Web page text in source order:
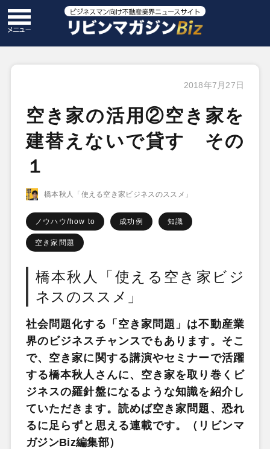
2018年7月27日
空き家の活用②空き家を
建替えないで貸す その
１
橋本秋人「使える空き家ビジネスのススメ」
ノウハウ/how to 成功例 知識
空き家問題
橋本秋人「使える空き家ビジ
ネスのススメ」
社会問題化する「空き家問題」は不動産業
界のビジネスチャンスでもあります。そこ
で、空き家に関する講演やセミナーで活躍
する橋本秋人さんに、空き家を取り巻くビ
ジネスの羅針盤になるような知識を紹介し
ていただきます。読めば空き家問題、恐れ
るに足らずと思える連載です。（リビンマ
ガジンBiz編集部）